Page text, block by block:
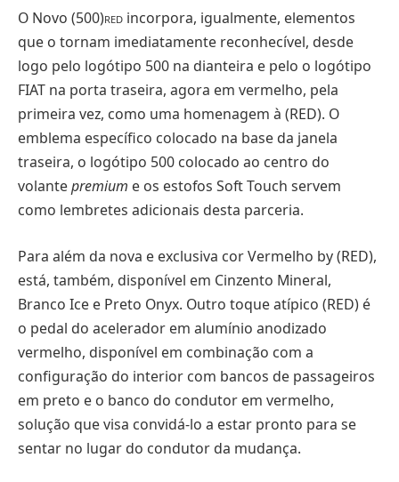
O Novo (500)RED incorpora, igualmente, elementos
que o tornam imediatamente reconhecível, desde
logo pelo logótipo 500 na dianteira e pelo o logótipo
FIAT na porta traseira, agora em vermelho, pela
primeira vez, como uma homenagem à (RED). O
emblema específico colocado na base da janela
traseira, o logótipo 500 colocado ao centro do
volantepremium e os estofos Soft Touch servem
como lembretes adicionais desta parceria.
Para além da nova e exclusiva cor Vermelho by (RED),
está, também, disponível em Cinzento Mineral,
Branco Ice e Preto Onyx. Outro toque atípico (RED) é
o pedal do acelerador em alumínio anodizado
vermelho, disponível em combinação com a
configuração do interior com bancos de passageiros
em preto e o banco do condutor em vermelho,
solução que visa convidá-lo a estar pronto para se
sentar no lugar do condutor da mudança.